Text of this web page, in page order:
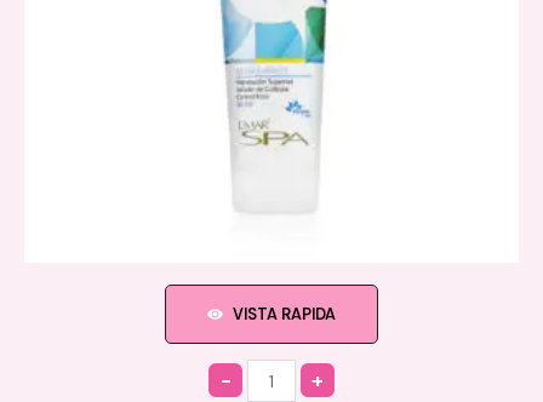
VISTA RAPIDA
Quantity